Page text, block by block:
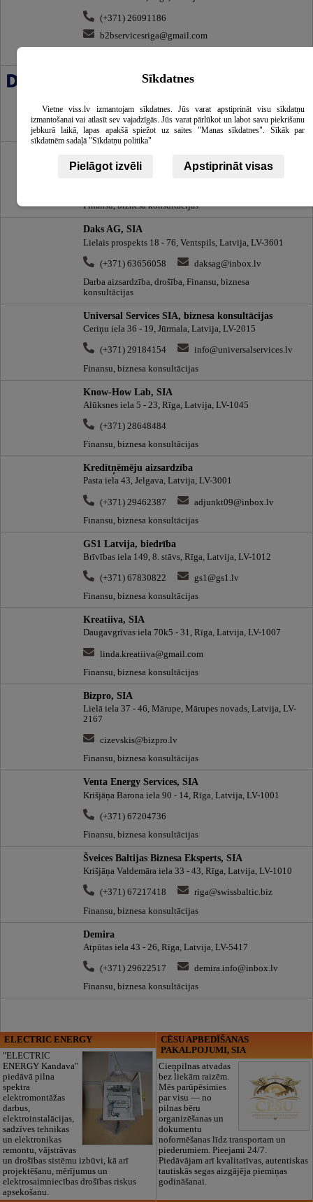
(+371) 26091186
b2bservicesriga@gmail.com
Deloitte Latvia SIA , finansu konsultācijas
(+371) 67074100
latvia@deloitteCE.com
Finansu, biznesa konsultācijas
Rīga, Latvija
Finansu, biznesa konsultācijas
Daks AG, SIA
Lielais prospekts 18 - 76, Ventspils, Latvija, LV-3601
(+371) 63656058
daksag@inbox.lv
Darba aizsardzība, drošība, Finansu, biznesa
konsultācijas
Universal Services SIA, biznesa konsultācijas
Ceriņu iela 36 - 19, Jūrmala, Latvija, LV-2015
(+371) 29184154
info@universalservices.lv
Finansu, biznesa konsultācijas
Know-How Lab, SIA
Alūksnes iela 5 - 23, Rīga, Latvija, LV-1045
(+371) 28648484
Finansu, biznesa konsultācijas
Kredītņēmēju aizsardzība
Pasta iela 43, Jelgava, Latvija, LV-3001
(+371) 29462387
adjunkt09@inbox.lv
Finansu, biznesa konsultācijas
GS1 Latvija, biedrība
Brīvības iela 149, 8. stāvs, Rīga, Latvija, LV-1012
(+371) 67830822
gs1@gs1.lv
Finansu, biznesa konsultācijas
Kreatiiva, SIA
Daugavgrīvas iela 70k5 - 31, Rīga, Latvija, LV-1007
linda.kreatiiva@gmail.com
Finansu, biznesa konsultācijas
Bizpro, SIA
Lielā iela 37 - 46, Mārupe, Mārupes novads, Latvija, LV-
2167
cizevskis@bizpro.lv
Finansu, biznesa konsultācijas
Venta Energy Services, SIA
Krišjāņa Barona iela 90 - 14, Rīga, Latvija, LV-1001
(+371) 67204736
Finansu, biznesa konsultācijas
Šveices Baltijas Biznesa Eksperts, SIA
Krišjāņa Valdemāra iela 33 - 43, Rīga, Latvija, LV-1010
(+371) 67217418
riga@swissbaltic.biz
Finansu, biznesa konsultācijas
Demira
Atpūtas iela 43 - 26, Rīga, Latvija, LV-5417
(+371) 29622517
demira.info@inbox.lv
Finansu, biznesa konsultācijas
ELECTRIC ENERGY
"ELECTRIC
ENERGY Kandava"
piedāvā pilna
spektra
elektromontāžas
darbus,
elektroinstalācijas,
sadzīves tehnikas
un elektronikas
remontu, vājstrāvas
un drošības sistēmu izbūvi, kā arī
projektēšanu, mērījumus un
elektrosaimniecības drošības riskus
apsekošanu.
CĒSU APBEDĪŠANAS
PAKALPOJUMI, SIA
Cieņpilnas atvadas
bez liekām raizēm.
Mēs parūpēsimies
par visu — no
pilnas bēru
organizēšanas un
dokumentu
noformēšanas līdz transportam un
piederumiem. Pieejami 24/7.
Piedāvājam arī kvalitatīvas, autentiskas
tautiskās segas aizgājēja piemiņas
godināšanai.
Sīkdatnes
Vietne viss.lv izmantojam sīkdatnes. Jūs varat apstiprināt visu sīkdatņu
izmantošanai vai atlasīt sev vajadzīgās. Jūs varat pārlūkot un labot savu piekrišanu
jebkurā laikā, lapas apakšā spiežot uz saites "Manas sīkdatnes". Sīkāk par
sīkdatnēm sadaļā "Sīkdatņu politika"
Pielāgot izvēli Apstiprināt visas